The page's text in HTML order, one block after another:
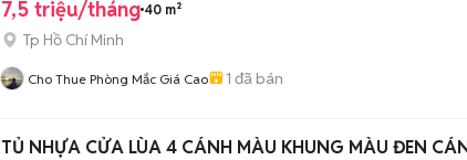
7,5 triệu/tháng 40 m²
Tp Hồ Chí Minh
Cho Thue Phòng Mắc Giá Cao 1 đã bán
TỦ NHỰA CỬA LÙA 4 CÁNH MÀU KHUNG MÀU ĐEN